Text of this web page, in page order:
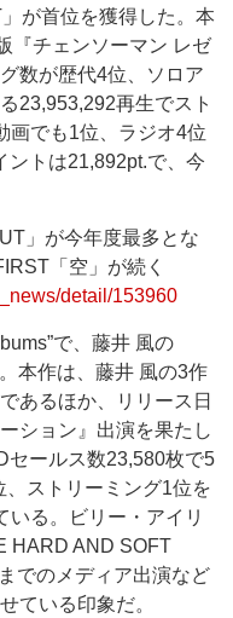
が首位を獲得した。本
『チェンソーマン レゼ
数が歴代4位、ソロア
23,953,292再生でスト
画でも1位、ラジオ4位
ントは21,892pt.で、今
」が今年度最多とな
「空」が続く
detail/153960
で、藤井 風の
本作は、藤井 風の3作
あるほか、リリース日
ション』出演を果たし
セールス数23,580枚で5
ストリーミング1位を
いる。ビリー・アイリ
HARD AND SOFT
でのメディア出演など
ている印象だ。